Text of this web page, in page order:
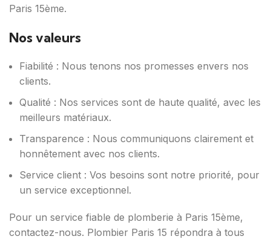
Paris 15ème.
Nos valeurs
Fiabilité : Nous tenons nos promesses envers nos
clients.
Qualité : Nos services sont de haute qualité, avec les
meilleurs matériaux.
Transparence : Nous communiquons clairement et
honnêtement avec nos clients.
Service client : Vos besoins sont notre priorité, pour
un service exceptionnel.
Pour un service fiable de plomberie à Paris 15ème,
contactez-nous. Plombier Paris 15 répondra à tous